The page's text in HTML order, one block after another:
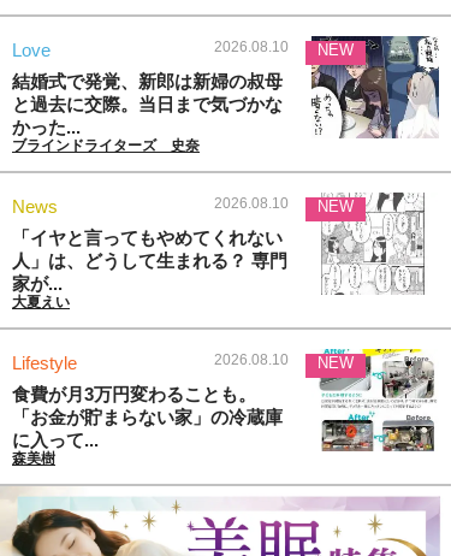
Love 2026.08.10
結婚式で発覚、新郎は新婦の叔母
と過去に交際。当日まで気づかな
かった...
ブラインドライターズ 史奈
NEW
News 2026.08.10
「イヤと言ってもやめてくれない
人」は、どうして生まれる？ 専門
家が...
大夏えい
NEW
Lifestyle 2026.08.10
食費が月3万円変わることも。
「お金が貯まらない家」の冷蔵庫
に入って...
森美樹
NEW